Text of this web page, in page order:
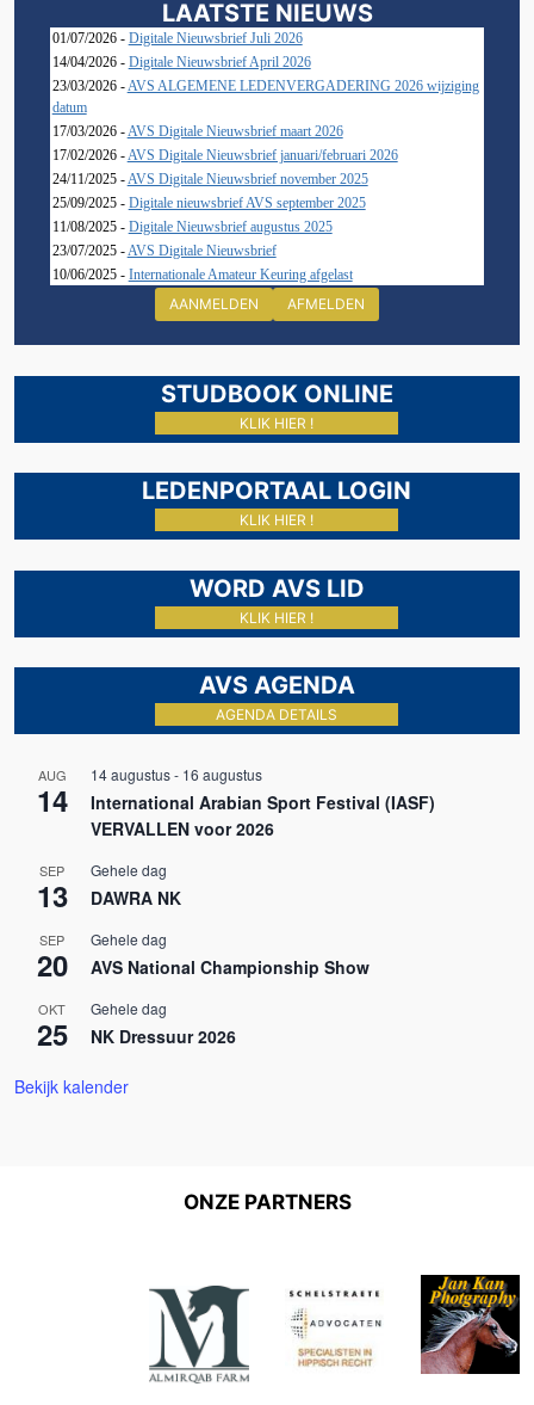
LAATSTE NIEUWS
01/07/2026 - Digitale Nieuwsbrief Juli 2026
14/04/2026 - Digitale Nieuwsbrief April 2026
23/03/2026 - AVS ALGEMENE LEDENVERGADERING 2026 wijziging
datum
17/03/2026 - AVS Digitale Nieuwsbrief maart 2026
17/02/2026 - AVS Digitale Nieuwsbrief januari/februari 2026
24/11/2025 - AVS Digitale Nieuwsbrief november 2025
25/09/2025 - Digitale nieuwsbrief AVS september 2025
11/08/2025 - Digitale Nieuwsbrief augustus 2025
23/07/2025 - AVS Digitale Nieuwsbrief
10/06/2025 - Internationale Amateur Keuring afgelast
AANMELDEN AFMELDEN
STUDBOOK ONLINE
KLIK HIER !
LEDENPORTAAL LOGIN
KLIK HIER !
WORD AVS LID
KLIK HIER !
AVS AGENDA
AGENDA DETAILS
AUG
14
14 augustus- 16 augustus
International Arabian Sport Festival (IASF)
VERVALLEN voor 2026
SEP
13
Gehele dag
DAWRA NK
SEP
20
Gehele dag
AVS National Championship Show
OKT
25
Gehele dag
NK Dressuur 2026
Bekijk kalender
ONZE PARTNERS